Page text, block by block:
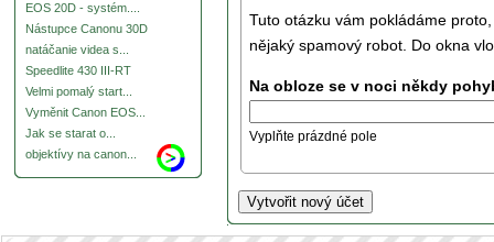
EOS 20D - systém....
Nástupce Canonu 30D
natáčanie videa s...
Speedlite 430 III-RT
Velmi pomalý start...
Vyměnit Canon EOS...
Jak se starat o...
objektívy na canon...
Tuto otázku vám pokládáme
nějaký spamový robot. Do okna
Na obloze se v noci někdy
Vyplňte prázdné pole